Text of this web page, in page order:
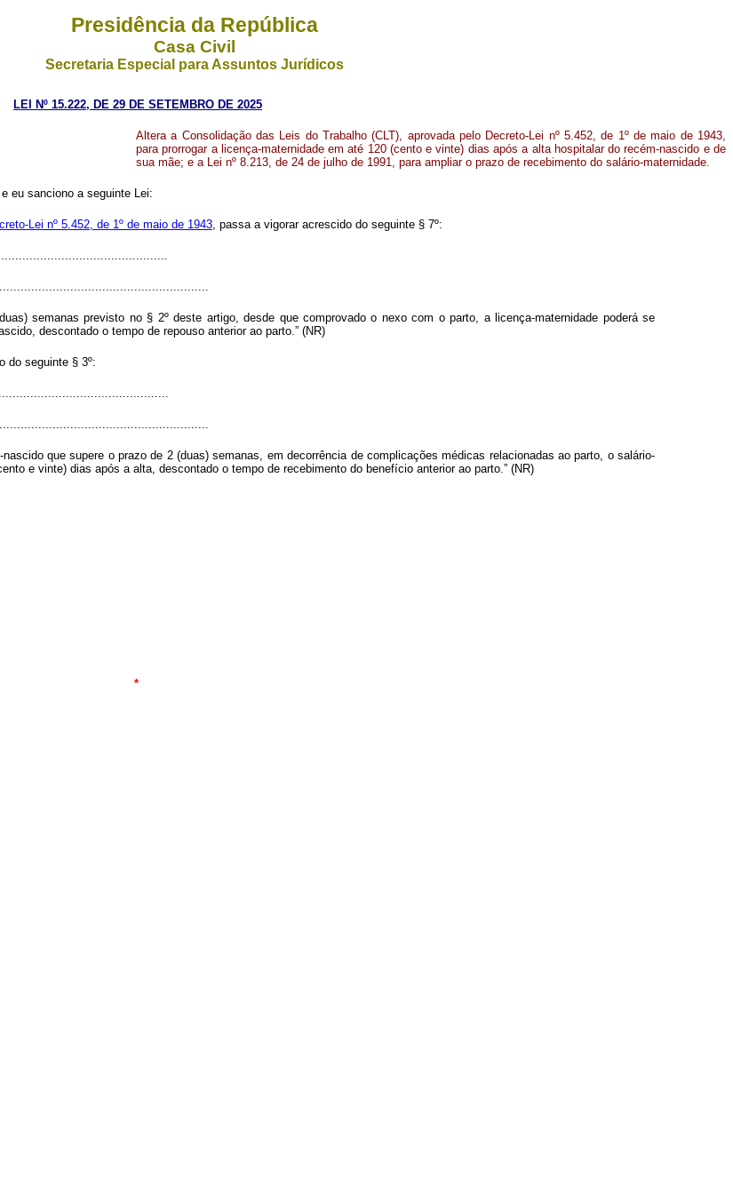
Presidência da República
Casa Civil
Secretaria Especial para Assuntos Jurídicos
LEI Nº 15.222, DE 29 DE SETEMBRO DE 2025
Altera a Consolidação das Leis do Trabalho (CLT), aprovada pelo Decreto-Lei nº 5.452, de 1º de maio de 1943,
para prorrogar a licença-maternidade em até 120 (cento e vinte) dias após a alta hospitalar do recém-nascido e de
sua mãe; e a Lei nº 8.213, de 24 de julho de 1991, para ampliar o prazo de recebimento do salário-maternidade.
eu sanciono a seguinte Lei:
Lei nº 5.452, de 1º de maio de 1943, passa a vigorar acrescido do seguinte § 7º:
semanas previsto no § 2º deste artigo, desde que comprovado o nexo com o parto, a licença-maternidade poderá se
descontado o tempo de repouso anterior ao parto.” (NR)
do seguinte § 3º:
que supere o prazo de 2 (duas) semanas, em decorrência de complicações médicas relacionadas ao parto, o salário-
e vinte) dias após a alta, descontado o tempo de recebimento do benefício anterior ao parto.” (NR)
*